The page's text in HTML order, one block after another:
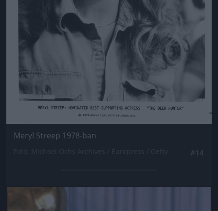
Meryl Streep 1978-ban